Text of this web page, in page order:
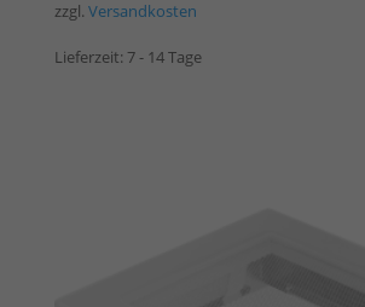
zzgl. Versandkosten
Lieferzeit: 7 - 14 Tage